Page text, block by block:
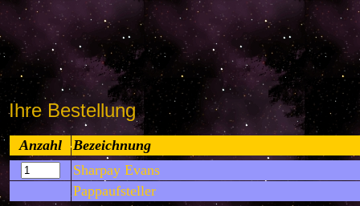
Ihre Bestellung
Anzahl
Bezeichnung
Sharpay Evans
Pappaufsteller